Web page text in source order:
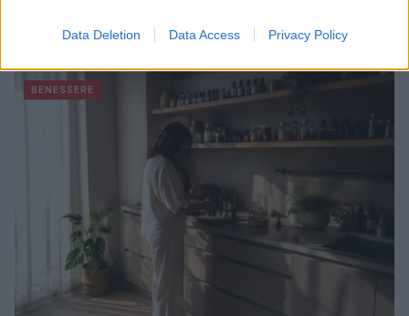
Data Deletion Data Access Privacy Policy
Bard e gli eventi imperdibili in Italia
BENESSERE